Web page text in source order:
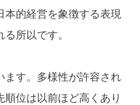
本的経営を象徴する表現
所以です。
ます。多様性が許容され
順位は以前ほど高くあり